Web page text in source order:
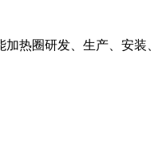
加热圈研发、生产、安装、